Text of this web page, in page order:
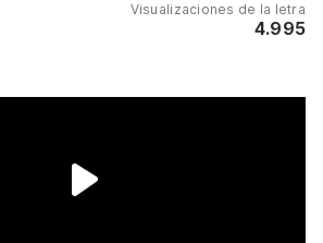
Visualizaciones de la letra
4.995